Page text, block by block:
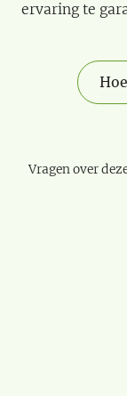
ervaring te
Vragen over